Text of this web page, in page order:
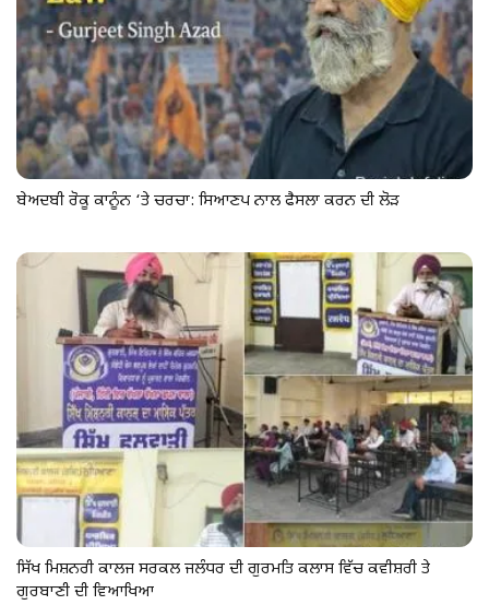
ਬੇਅਦਬੀ ਰੋਕੂ ਕਾਨੂੰਨ ‘ਤੇ ਚਰਚਾ: ਸਿਆਣਪ ਨਾਲ ਫੈਸਲਾ ਕਰਨ ਦੀ ਲੋੜ
ਸਿੱਖ ਮਿਸ਼ਨਰੀ ਕਾਲਜ ਸਰਕਲ ਜਲੰਧਰ ਦੀ ਗੁਰਮਤਿ ਕਲਾਸ ਵਿੱਚ ਕਵੀਸ਼ਰੀ ਤੇ
ਗੁਰਬਾਣੀ ਦੀ ਵਿਆਖਿਆ